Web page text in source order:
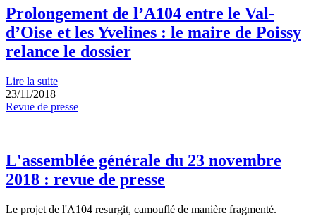
Prolongement de l’A104 entre le Val-
d’Oise et les Yvelines : le maire de Poissy
relance le dossier
Lire la suite
23/11/2018
Revue de presse
L'assemblée générale du 23 novembre
2018 : revue de presse
Le projet de l'A104 resurgit, camouflé de manière fragmenté.